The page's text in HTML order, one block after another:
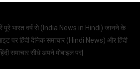
भारत वर्ष से ( India News in Hindi) जानने के
पर हिंदी दैनिक समाचार (Hindi News) और हिंदी
समाचार सीधे अपने मोबाइल पर|